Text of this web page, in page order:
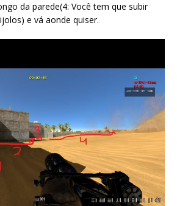
da parede(4: Você tem que subir
e vá aonde quiser.